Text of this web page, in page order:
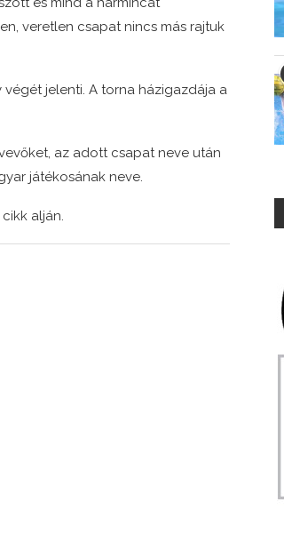
veretlen csapat nincs más rajtuk
jelenti. A torna házigazdája a
az adott csapat neve után
játékosának neve.
alján.